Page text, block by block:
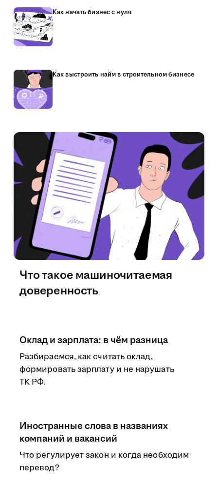
Как начать бизнес с нуля
Как выстроить найм в строительном бизнесе
Оклад и зарплата: в чём разница
Разбираемся, как считать оклад,
формировать зарплату и не нарушать
ТК РФ.
Иностранные слова в названиях
компаний и вакансий
Что регулирует закон и когда необходим
перевод?
Что такое машиночитаемая
доверенность